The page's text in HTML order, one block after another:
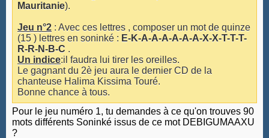
Mauritanie).
Jeu n°2 : Avec ces lettres , composer un mot de quinze
(15 ) lettres en soninké : E-K-A-A-A-A-A-A-X-X-T-T-T-
R-R-N-B-C .
Un indice:il faudra lui tirer les oreilles.
Le gagnant du 2è jeu aura le dernier CD de la
chanteuse Halima Kissima Touré.
Bonne chance à tous.
Pour le jeu numéro 1, tu demandes à ce qu'on trouves 90
mots différents Soninké issus de ce mot DEBIGUMAAXU
?